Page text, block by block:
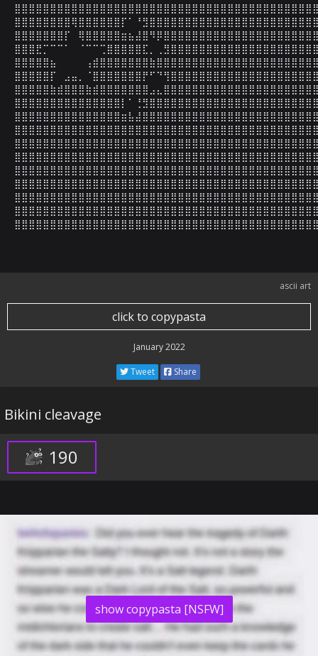
ascii art
click to copypasta
January 2022
Tweet Share
Bikini cleavage
190
show copypasta [NSFW]